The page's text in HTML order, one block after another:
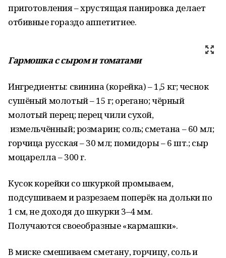
приготовления – хрустящая панировка делает
отбивные гораздо аппетитнее.
Гармошка с сыром и томатами
Ингредиенты: свинина (корейка) – 1,5 кг; чеснок
сушёный молотый – 15 г; орегано; чёрный
молотый перец; перец чили сухой,
измельчённый; розмарин; соль; сметана – 60 мл;
горчица русская – 30 мл; помидоры – 6 шт.; сыр
моцарелла – 300 г.
Кусок корейки со шкуркой промываем,
подсушиваем и разрезаем поперёк на дольки по
1 см, не доходя до шкурки 3–4 мм.
Получаются своеобразные «кармашки».
В миске смешиваем сметану, горчицу, соль и